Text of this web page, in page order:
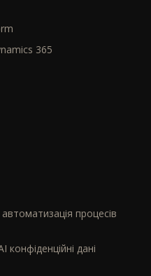
365
процесів
дані